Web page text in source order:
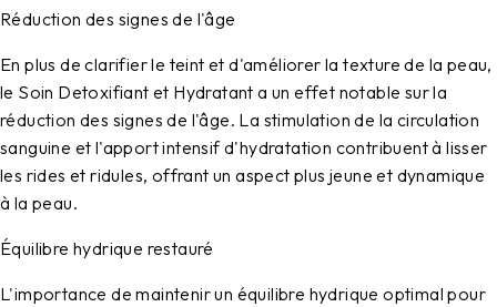
Réduction des signes de l'âge
En plus de clarifier le teint et d'améliorer la texture de la peau,
le Soin Detoxifiant et Hydratant a un effet notable sur la
réduction des signes de l'âge. La stimulation de la circulation
sanguine et l'apport intensif d'hydratation contribuent à lisser
les rides et ridules, offrant un aspect plus jeune et dynamique
à la peau.
Équilibre hydrique restauré
L'importance de maintenir un équilibre hydrique optimal pour